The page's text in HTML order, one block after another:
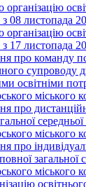
організацію
з 08 листопада
організацію
з 17 листопада
про команду
супроводу
освітніми
міського
про
середньої
міського
про
загальної
міського